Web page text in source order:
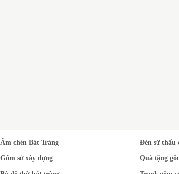
Ấm chén Bát Tràng Đèn sứ thấu
Gốm sứ xây dựng Quà tặng